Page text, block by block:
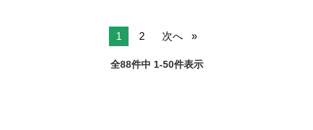
1 2 次へ
全88件中 1-50件表示